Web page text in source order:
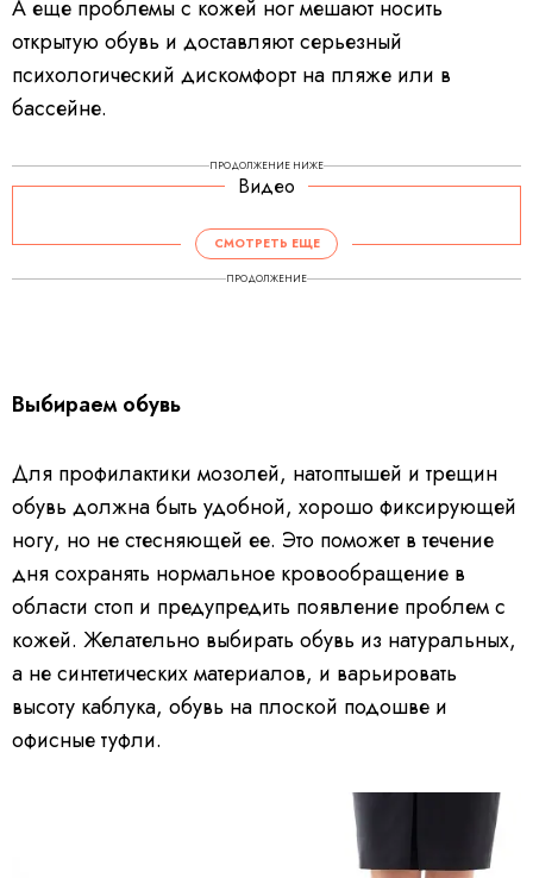
А еще проблемы с кожей ног мешают носить
открытую обувь и доставляют серьезный
психологический дискомфорт на пляже или в
бассейне.
ПРОДОЛЖЕНИЕ НИЖЕ
Видео
СМОТРЕТЬ ЕЩЕ
ПРОДОЛЖЕНИЕ
Выбираем обувь
Для профилактики мозолей, натоптышей и трещин
обувь должна быть удобной, хорошо фиксирующей
ногу, но не стесняющей ее. Это поможет в течение
дня сохранять нормальное кровообращение в
области стоп и предупредить появление проблем с
кожей. Желательно выбирать обувь из натуральных,
а не синтетических материалов, и варьировать
высоту каблука, обувь на плоской подошве и
офисные туфли.